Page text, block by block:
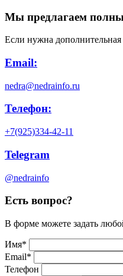
Мы предлагаем
Если нужна
Email:
nedra@nedrainfo.ru
Телефон:
+7(925)334-42-11
Telegram
@nedrainfo
Есть вопрос?
В форме можете задать
Имя*
Email*
Телефон